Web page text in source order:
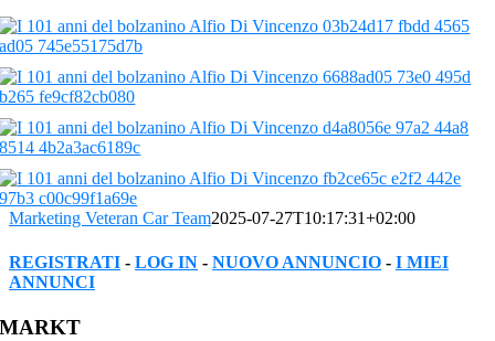
Marketing Veteran Car Team2025-07-27T10:17:31+02:00
REGISTRATI - LOG IN - NUOVO ANNUNCIO - I MIEI
ANNUNCI
Facebook
Twitter
Reddit
LinkedIn
WhatsApp
Tumblr
Pinterest
Vk
Xing
Email
MARKT